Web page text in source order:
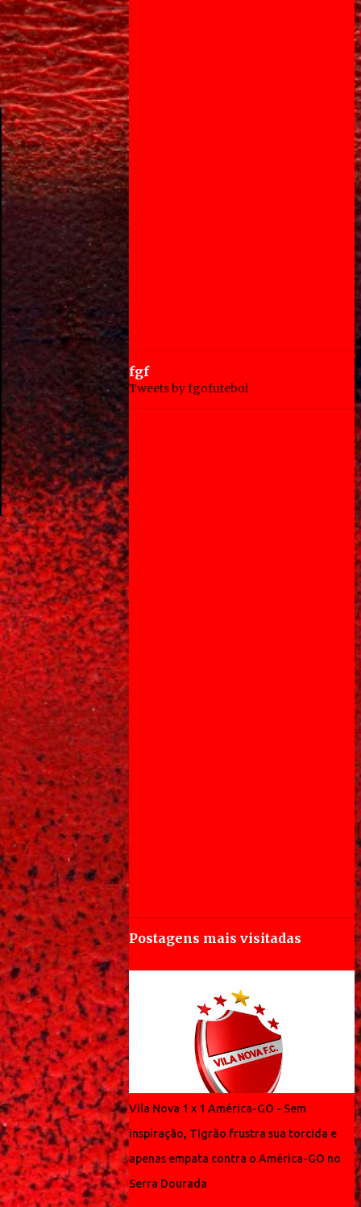
fgf
Tweets by fgofutebol
Postagens mais visitadas
Vila Nova 1 x 1 América-GO - Sem
inspiração, Tigrão frustra sua torcida e
apenas empata contra o América-GO no
Serra Dourada